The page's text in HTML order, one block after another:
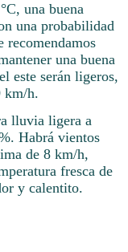
una buena
una probabilidad
recomendamos
una buena
este serán ligeros,
km/h.
lluvia ligera a
Habrá vientos
de 8 km/h,
fresca de
y calentito.